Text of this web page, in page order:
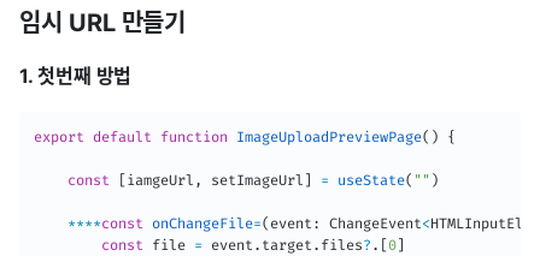
임시 URL 만들기
1. 첫번째 방법
export default function ImageUploadPreviewPage( ) {
const iamgeUrl , setImageUrl = useState( "" )
****const onChangeFile=( event : ChangeEvent<
const file = event . target . files? . 0